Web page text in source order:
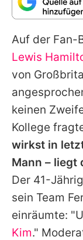
Auf der Fan-
Lewis
von
keinen
Kollege
wirkst in
Mann – liegt
Der 41-
sein Team
einräumte:
Kim."